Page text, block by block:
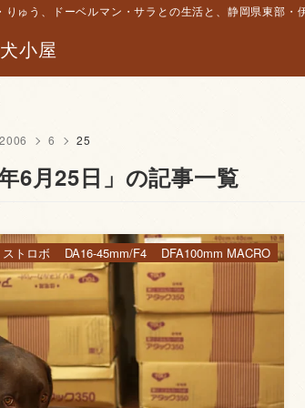
小屋
りゅう、ドーベルマン・サラとの生活と、静岡県東部・
2006 6 25
年6月25日」の記事一覧
トロボ DA16-45mm/F4 DFA100mm MACRO